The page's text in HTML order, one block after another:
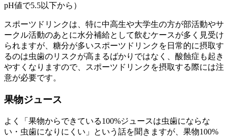
pH値で5.5以下から）
スポーツドリンクは、特に中高生や大学生の方が部活動やサ
ークル活動のあとに水分補給として飲むケースが多く見受け
られますが、糖分が多いスポーツドリンクを日常的に摂取す
るのは虫歯のリスクが高まるばかりではなく、酸蝕症も起き
やすくなりますので、スポーツドリンクを摂取する際には注
意が必要です。
果物ジュース
よく「果物からできている100%ジュースは虫歯にならな
い・虫歯になりにくい」という話を聞きますが、果物100%